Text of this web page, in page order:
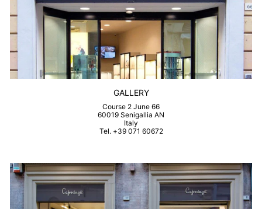
GALLERY
Course 2 June 66
60019 Senigallia AN
Italy
Tel. +39 071 60672